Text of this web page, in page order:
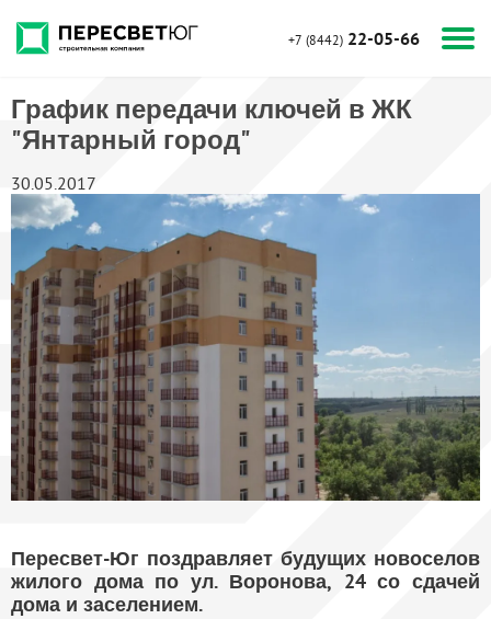
+7 (8442) 22-05-66
График передачи ключей в ЖК
"Янтарный город"
30.05.2017
Пересвет-Юг поздравляет будущих новоселов
жилого дома по ул. Воронова, 24 со сдачей
дома и заселением.